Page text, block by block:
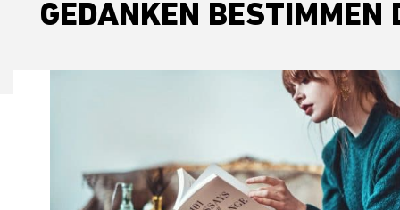
GEDANKEN BESTIMMEN